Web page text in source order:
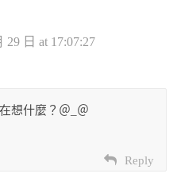
29 日 at 17:07:27
想什麼？＠_＠
Reply